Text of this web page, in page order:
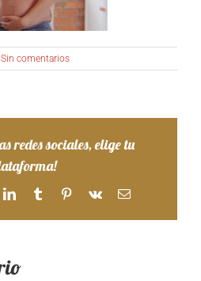
Sin comentarios
redes sociales, elige tu
LinkedInTumblrPinterest
Vk
Correo